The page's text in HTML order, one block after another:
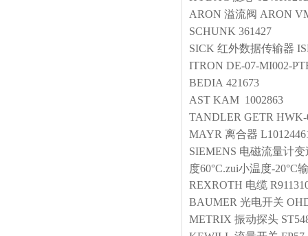
ARON 溢流阀 ARON
SCHUNK 361427
SICK 红外数据传输器
ITRON DE-07-MI002-
BEDIA 421673
AST KAM 1002863
TANDLER GETR
MAYR 离合器
SIEMENS 电磁流量计变
度60°C.zui小温度-20°C
REXROTH 电缆
BAUMER 光电开关
METRIX 振动探头